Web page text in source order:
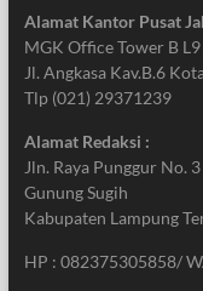
Alamat Kantor Pusat
MGK Office Tower B L9
Jl. Angkasa Kav.B.6
Tlp (021) 29371239
Alamat Redaksi :
Jln. Raya Punggur No.
Gunung Sugih
Kabupaten Lampung
HP : 082375305858/